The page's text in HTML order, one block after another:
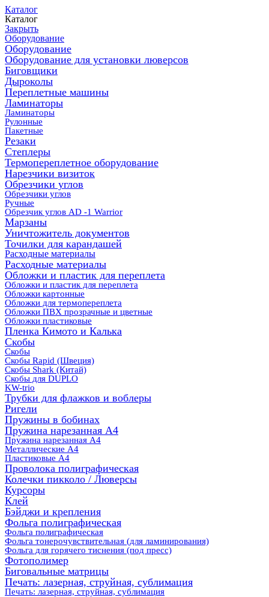
Каталог
Каталог
Закрыть
Оборудование
Оборудование
Оборудование для установки люверсов
Биговщики
Дыроколы
Переплетные машины
Ламинаторы
Ламинаторы
Рулонные
Пакетные
Резаки
Степлеры
Термопереплетное оборудование
Нарезчики визиток
Обрезчики углов
Обрезчики углов
Ручные
Обрезчик углов AD -1 Warrior
Марзаны
Уничтожитель документов
Точилки для карандашей
Расходные материалы
Расходные материалы
Обложки и пластик для переплета
Обложки и пластик для переплета
Обложки картонные
Обложки для термопереплета
Обложки ПВХ прозрачные и цветные
Обложки пластиковые
Пленка Кимото и Калька
Скобы
Скобы
Скобы Rapid (Швеция)
Скобы Shark (Китай)
Скобы для DUPLO
KW-trio
Трубки для флажков и воблеры
Ригели
Пружины в бобинах
Пружина нарезанная А4
Пружина нарезанная А4
Металлические А4
Пластиковые А4
Проволока полиграфическая
Колечки пикколо / Люверсы
Курсоры
Клей
Бэйджи и крепления
Фольга полиграфическая
Фольга полиграфическая
Фольга тонерочувствительная (для ламинирования)
Фольга для горячего тиснения (под пресс)
Фотополимер
Биговальные матрицы
Печать: лазерная, струйная, сублимация
Печать: лазерная, струйная, сублимация